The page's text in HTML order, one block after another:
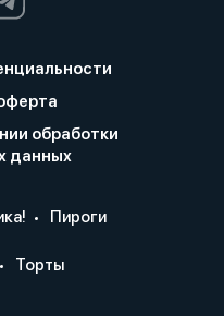
обработки
данных
Пироги
Торты